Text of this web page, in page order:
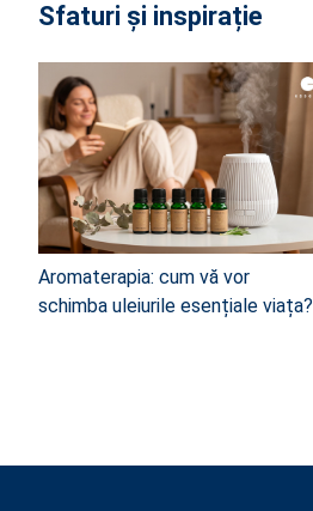
Sfaturi și inspirație
Aromaterapia: cum vă vor
schimba uleiurile esențiale viața?